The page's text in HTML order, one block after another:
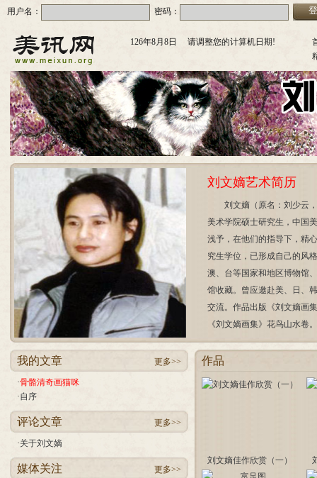
用户名： 密码：
126年8月8日 请调整您的计算机日期!
刘文嫡艺术简历
刘文嫡（原名：刘少云
美术学院硕士研究生，中国
浅予，在他们的指导下，精
究生学位，已形成自己的风
澳、台等国家和地区博物馆
馆收藏。曾应邀赴美、日、
交流。作品出版《刘文嫡画
《刘文嫡画集》花鸟山水卷
我的文章 更多>>
·骨骼清奇画猫咪
·自序
评论文章 更多>>
·关于刘文嫡
媒体关注 更多>>
作品
刘文嫡佳作欣赏（一）